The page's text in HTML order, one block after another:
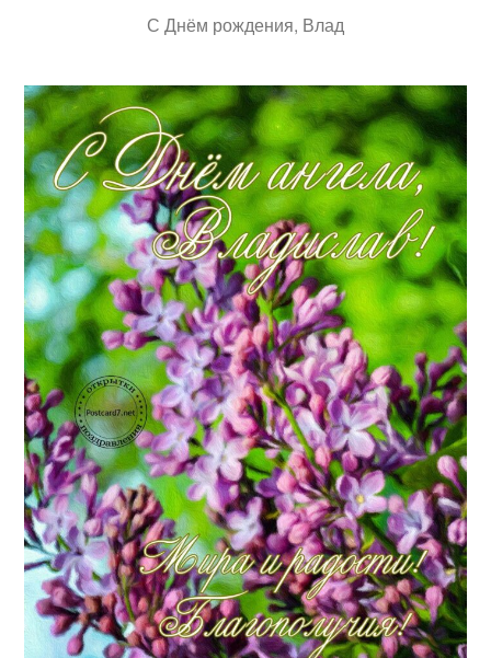
С Днём рождения, Влад